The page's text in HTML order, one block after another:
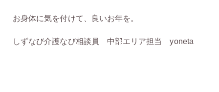
お身体に気を付けて、良いお年を。
しずなび介護なび相談員 中部エリア担当 yoneta